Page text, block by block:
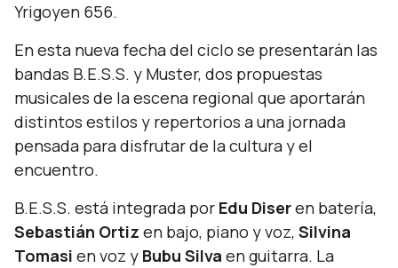
Yrigoyen 656.
En esta nueva fecha del ciclo se presentarán las
bandas B.E.S.S. y Muster, dos propuestas
musicales de la escena regional que aportarán
distintos estilos y repertorios a una jornada
pensada para disfrutar de la cultura y el
encuentro.
B.E.S.S. está integrada por Edu Diseren batería,
Sebastián Ortiz en bajo, piano y voz, Silvina
Tomasi en voz y Bubu Silva en guitarra. La